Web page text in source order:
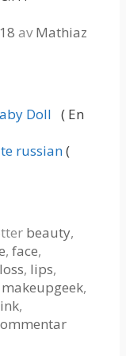
avMathiaz
Doll ( En
russian(
beauty,
, face,
, lips,
makeupgeek,
,